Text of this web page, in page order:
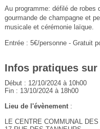
Au programme: défilé de robes
gourmande de champagne et
musicale et cérémonie laïque.
Entrée : 5€/personne - Gratuit
Infos pratiques
Début : 12/10/2024 à 10h00
Fin : 13/10/2024 à 18h00
Lieu de l'évènement:
LE CENTRE COMMUNAL